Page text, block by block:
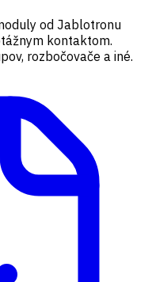
od Jablotronu
kontaktom.
rozbočovače a iné.